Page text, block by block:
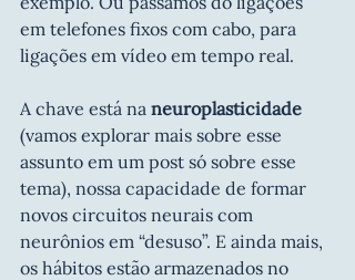
em telefones fixos com cabo, para
ligações em vídeo em tempo real.
A chave está na neuroplasticidade
(vamos explorar mais sobre esse
assunto em um post só sobre esse
tema), nossa capacidade de formar
novos circuitos neurais com
neurônios em “desuso”. E ainda mais,
os hábitos estão armazenados no